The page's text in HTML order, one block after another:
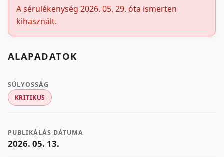
A sérülékenység 2026. 05. 29. óta ismerten
kihasznált.
ALAPADATOK
SÚLYOSSÁG
KRITIKUS
PUBLIKÁLÁS DÁTUMA
2026. 05. 13.